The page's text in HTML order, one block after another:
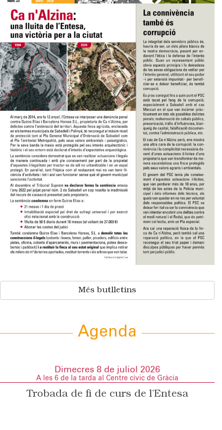
Més butlletins
Agenda
Dimecres 8 de juliol 2026
A les 6 de la tarda al Centre cívic de Gràcia
Trobada de fi de curs de l’Entesa